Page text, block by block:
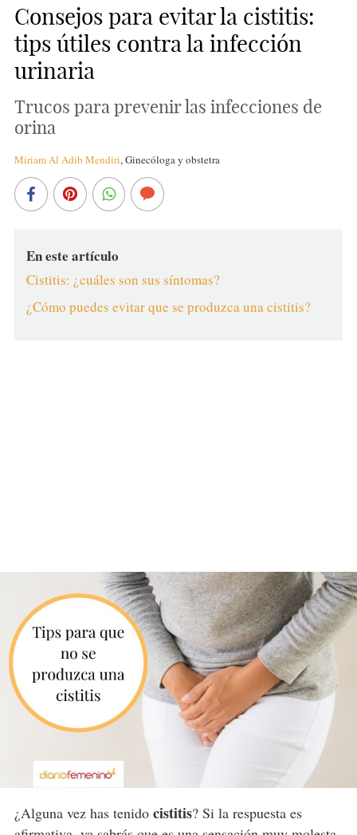
Consejos para evitar la cistitis:
tips útiles contra la infección
urinaria
Trucos para prevenir las infecciones de
orina
Miriam Al Adib Mendiri,Ginecóloga y obstetra
En este artículo
Cistitis: ¿cuáles son sus síntomas?
¿Cómo puedes evitar que se produzca una cistitis?
¿Alguna vez has tenido cistitis? Si la respuesta es